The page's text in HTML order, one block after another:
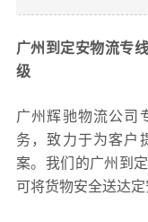
广州到定安物流专
级
广州辉驰物流公司
务，致力于为客户
案。我们的广州到
可将货物安全送达定